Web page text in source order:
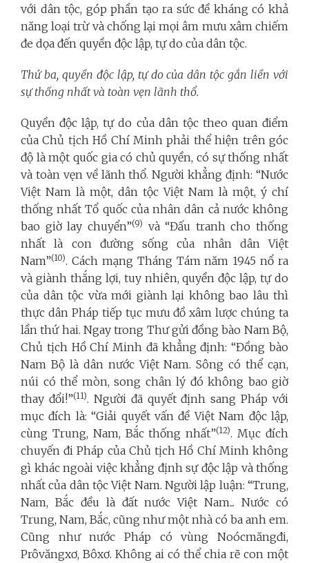
với dân tộc, góp phần tạo ra sức đề kháng có khả
năng loại trừ và chống lại mọi âm mưu xâm chiếm
đe dọa đến quyền độc lập, tự do của dân tộc.
Thứ ba, quyền độc lập, tự do của dân tộc gắn liền với
sự thống nhất và toàn vẹn lãnh thổ.
Quyền độc lập, tự do của dân tộc theo quan điểm
của Chủ tịch Hồ Chí Minh phải thể hiện trên góc
độ là một quốc gia có chủ quyền, có sự thống nhất
và toàn vẹn về lãnh thổ. Người khẳng định: “Nước
Việt Nam là một, dân tộc Việt Nam là một, ý chí
thống nhất Tổ quốc của nhân dân cả nước không
bao giờ lay chuyển”(9) và “Đấu tranh cho thống
nhất là con đường sống của nhân dân Việt
Nam”(10). Cách mạng Tháng Tám năm 1945 nổ ra
và giành thắng lợi, tuy nhiên, quyền độc lập, tự do
của dân tộc vừa mới giành lại không bao lâu thì
thực dân Pháp tiếp tục mưu đồ xâm lược chúng ta
lần thứ hai. Ngay trong Thư gửi đồng bào Nam Bộ,
Chủ tịch Hồ Chí Minh đã khẳng định: “Đồng bào
Nam Bộ là dân nước Việt Nam. Sông có thể cạn,
núi có thể mòn, song chân lý đó không bao giờ
thay đổi!”(11). Người đã quyết định sang Pháp với
mục đích là: “Giải quyết vấn đề Việt Nam độc lập,
cùng Trung, Nam, Bắc thống nhất”(12). Mục đích
chuyến đi Pháp của Chủ tịch Hồ Chí Minh không
gì khác ngoài việc khẳng định sự độc lập và thống
nhất của dân tộc Việt Nam. Người lập luận: “Trung,
Nam, Bắc đều là đất nước Việt Nam... Nước có
Trung, Nam, Bắc, cũng như một nhà có ba anh em.
Cũng như nước Pháp có vùng Noócmăngđi,
Prôvăngxơ, Bôxơ. Không ai có thể chia rẽ con một